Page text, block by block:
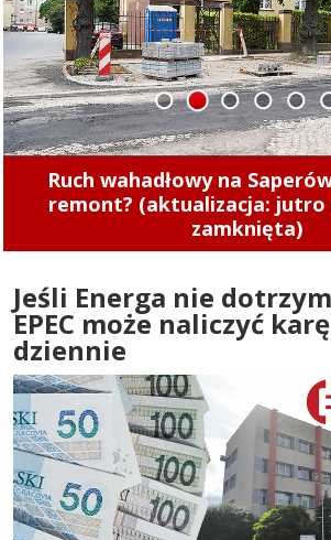
Miesiąc do Bażantarnia
1 2 3 4 5
Jeśli Energa nie
EPEC może naliczyć
dziennie